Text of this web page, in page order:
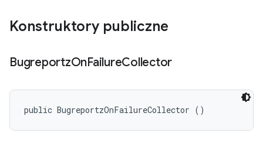
Konstruktory publiczne
BugreportzOnFailureCollector
public BugreportzOnFailureCollector ()